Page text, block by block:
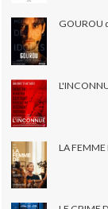
GOUROU
LA